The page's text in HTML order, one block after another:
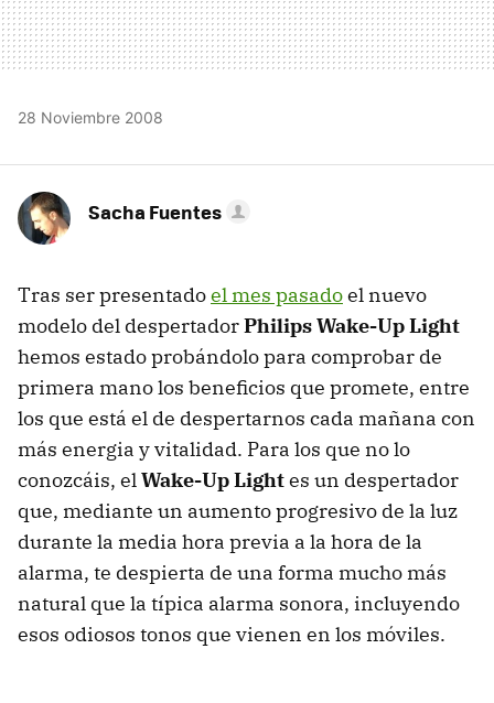
28 Noviembre 2008
Sacha Fuentes
Tras ser presentadoel mes pasadoel nuevo
modelo del despertadorPhilips Wake-Up Light
hemos estado probándolo para comprobar de
primera mano los beneficios que promete, entre
los que está el de despertarnos cada mañana con
más energia y vitalidad. Para los que no lo
conozcáis, elWake-Up Lightes un despertador
que, mediante un aumento progresivo de la luz
durante la media hora previa a la hora de la
alarma, te despierta de una forma mucho más
natural que la típica alarma sonora, incluyendo
esos odiosos tonos que vienen en los móviles.